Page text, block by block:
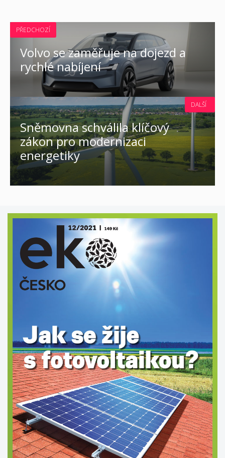
PŘEDCHOZÍ
Volvo se zaměřuje na dojezd a
rychlé nabíjení
Sněmovna schválila klíčový
zákon pro modernizaci
energetiky
DALŠÍ